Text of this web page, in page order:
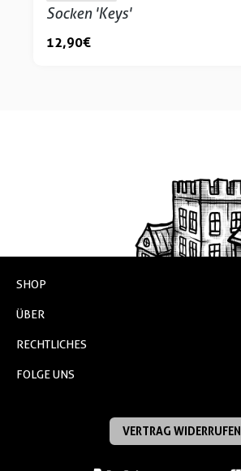
Socken 'Keys'
12,90 €
SHOP
ÜBER
RECHTLICHES
FOLGE UNS
VERTRAG WIDERRUFEN